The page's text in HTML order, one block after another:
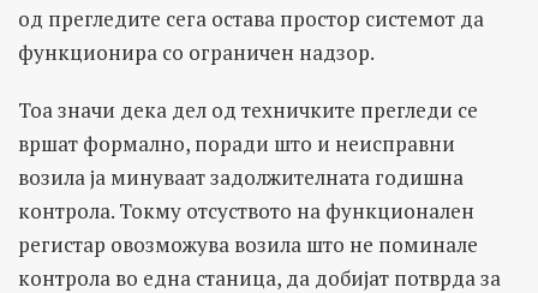
од прегледите сега остава простор системот да
функционира со ограничен надзор.
Тоа значи дека дел од техничките прегледи се
вршат формално, поради што и неисправни
возила ја минуваат задолжителната годишна
контрола. Токму отсуството на функционален
регистар овозможува возила што не поминале
контрола во една станица, да добијат потврда за